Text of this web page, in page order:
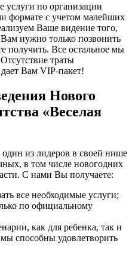
услуги по организации
формате с учетом малейших
Ваше видение того,
нужно только позвонить
получить. Все остальное мы
траты
Вам VIP-пакет!
Нового
«Веселая
из лидеров в своей нише
в том числе новогодних
С нами Вы получаете:
все необходимые услуги;
по официальному
как для ребенка, так и
способны удовлетворить